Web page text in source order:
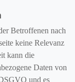
Betroffenen nach
keine Relevanz
kann die
Daten von
und es